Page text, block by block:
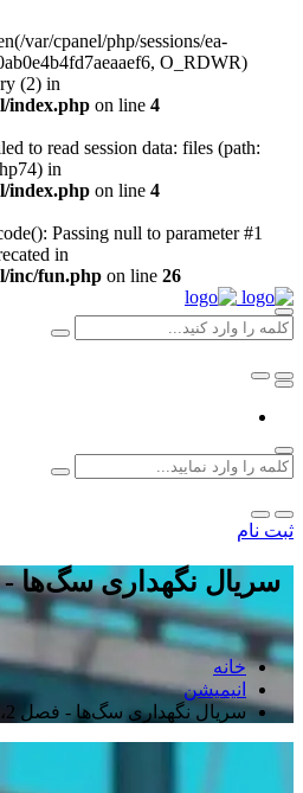
var/cpanel/php/sessions/ea-
O_RDWR)
(2) in
index.php on line 4
to read session data: files (path:
in
index.php on line 4
Passing null to parameter #1
in
inc/fun.php on line 26
ثبت نام
خانه
انیمیشن
سریال نگهداری سگ‌ها - فصل 2، قسمت 15 - دانلود دوبله